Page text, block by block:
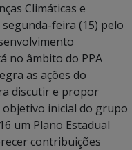
Climáticas e
feira (15) pelo
no âmbito do PPA
as ações do
discutir e propor
objetivo inicial do grupo
um Plano Estadual
contribuições